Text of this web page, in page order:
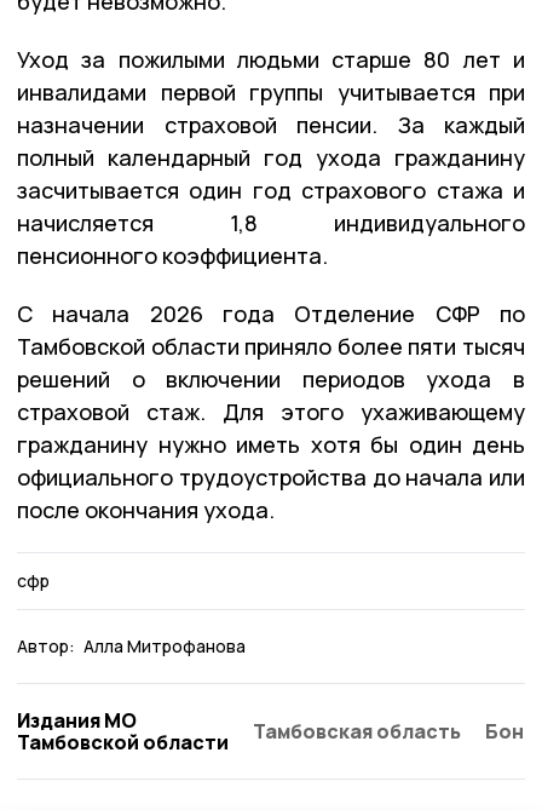
Уход за пожилыми людьми старше 80 лет и
инвалидами первой группы учитывается при
назначении страховой пенсии. За каждый
полный календарный год ухода гражданину
засчитывается один год страхового стажа и
начисляется 1,8 индивидуального
пенсионного коэффициента.
С начала 2026 года Отделение СФР по
Тамбовской области приняло более пяти тысяч
решений о включении периодов ухода в
страховой стаж. Для этого ухаживающему
гражданину нужно иметь хотя бы один день
официального трудоустройства до начала или
после окончания ухода.
сфр
Автор: Алла Митрофанова
Издания МО
Тамбовской области
Тамбовская область